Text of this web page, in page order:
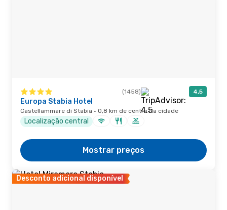
(1458) 4,5
Europa Stabia Hotel
Castellammare di Stabia · 0,8 km de centro da cidade
Localização central
Mostrar preços
Desconto adicional disponível